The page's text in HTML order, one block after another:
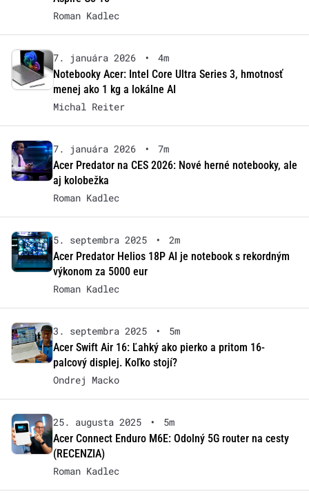
Roman Kadlec
7. januára 2026 •
4m
Notebooky Acer: Intel Core Ultra Series 3, hmotnosť
menej ako 1 kg a lokálne AI
Michal Reiter
7. januára 2026 •
7m
Acer Predator na CES 2026: Nové herné notebooky, ale
aj kolobežka
Roman Kadlec
5. septembra 2025 •
2m
Acer Predator Helios 18P AI je notebook s rekordným
výkonom za 5000 eur
Roman Kadlec
3. septembra 2025 •
5m
Acer Swift Air 16: Ľahký ako pierko a pritom 16-
palcový displej. Koľko stojí?
Ondrej Macko
25. augusta 2025 •
5m
Acer Connect Enduro M6E: Odolný 5G router na cesty
(RECENZIA)
Roman Kadlec